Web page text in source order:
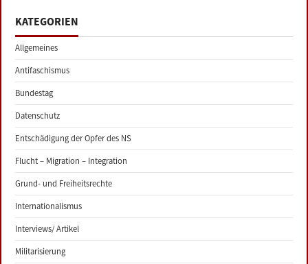
KATEGORIEN
Allgemeines
Antifaschismus
Bundestag
Datenschutz
Entschädigung der Opfer des NS
Flucht – Migration – Integration
Grund- und Freiheitsrechte
Internationalismus
Interviews/ Artikel
Militarisierung